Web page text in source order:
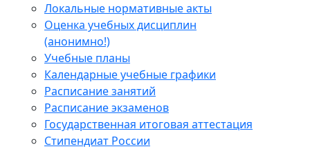
Локальные нормативные акты
Оценка учебных дисциплин
(анонимно!)
Учебные планы
Календарные учебные графики
Расписание занятий
Расписание экзаменов
Государственная итоговая аттестация
Стипендиат России